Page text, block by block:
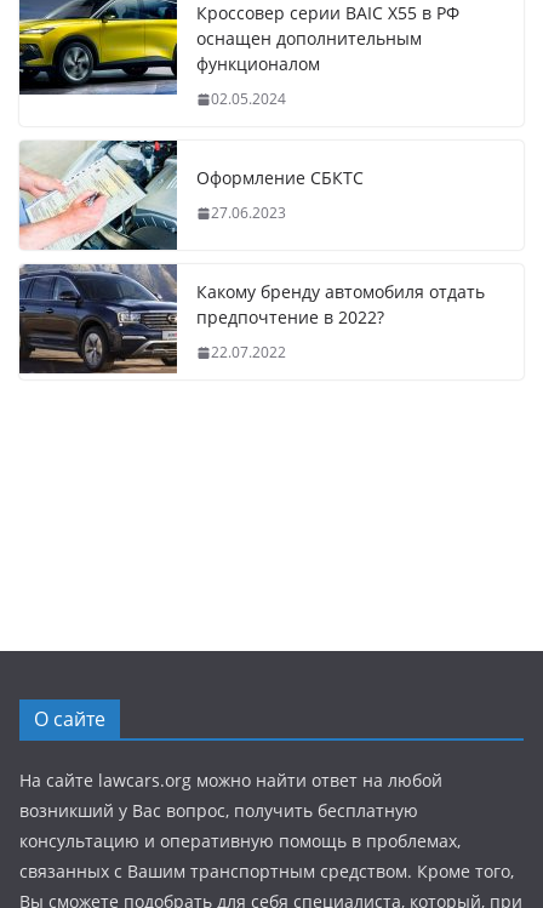
Кроссовер серии BAIC X55 в РФ
оснащен дополнительным
функционалом
02.05.2024
Оформление СБКТС
27.06.2023
Какому бренду автомобиля отдать
предпочтение в 2022?
22.07.2022
О сайте
На сайте lawcars.org можно найти ответ на любой
возникший у Вас вопрос, получить бесплатную
консультацию и оперативную помощь в проблемах,
связанных с Вашим транспортным средством. Кроме того,
Вы сможете подобрать для себя специалиста, который, при